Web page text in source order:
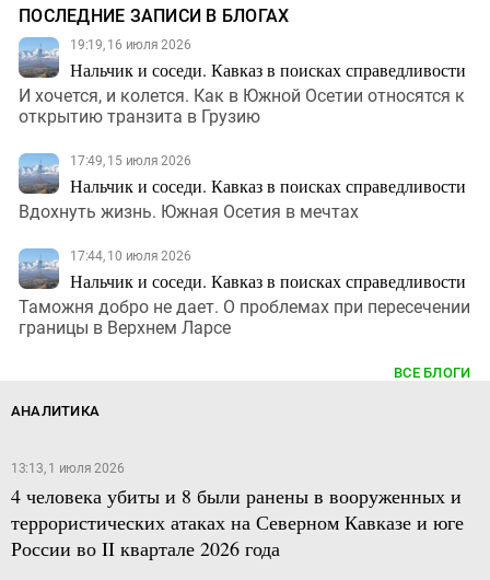
ПОСЛЕДНИЕ ЗАПИСИ В БЛОГАХ
19:19, 16 июля 2026
Нальчик и соседи. Кавказ в поисках справедливости
И хочется, и колется. Как в Южной Осетии относятся к
открытию транзита в Грузию
17:49, 15 июля 2026
Нальчик и соседи. Кавказ в поисках справедливости
Вдохнуть жизнь. Южная Осетия в мечтах
17:44, 10 июля 2026
Нальчик и соседи. Кавказ в поисках справедливости
Таможня добро не дает. О проблемах при пересечении
границы в Верхнем Ларсе
ВСЕ БЛОГИ
АНАЛИТИКА
13:13, 1 июля 2026
4 человека убиты и 8 были ранены в вооруженных и
террористических атаках на Северном Кавказе и юге
России во II квартале 2026 года